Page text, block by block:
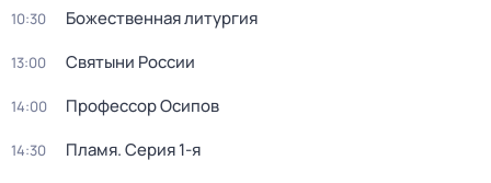
10:30 Божественная литургия
13:00 Святыни России
14:00 Профессор Осипов
14:30 Пламя. Серия 1-я